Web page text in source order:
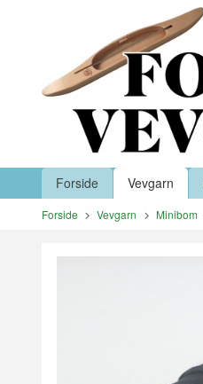
Produkter
Forside Vevgarn
Forside Vevgarn Minibom